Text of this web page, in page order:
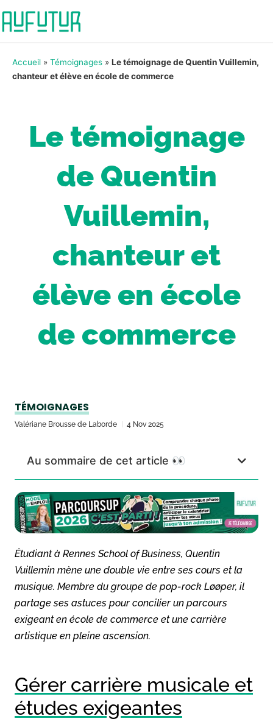
Accueil » Témoignages » Le témoignage de Quentin Vuillemin,
chanteur et élève en école de commerce
Le témoignage
de Quentin
Vuillemin,
chanteur et
élève en école
de commerce
TÉMOIGNAGES
Valériane Brousse de Laborde 4 Nov 2025
Au sommaire de cet article 👀
Étudiant à Rennes School of Business, Quentin
Vuillemin mène une double vie entre ses cours et la
musique. Membre du groupe de pop-rock Løøper, il
partage ses astuces pour concilier un parcours
exigeant en école de commerce et une carrière
artistique en pleine ascension.
Gérer carrière musicale et
études exigeantes